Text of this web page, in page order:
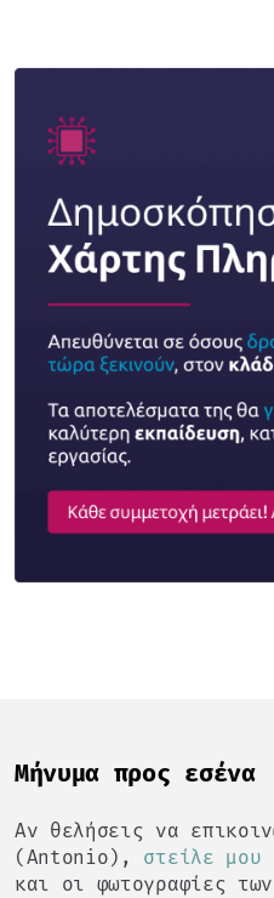
Mήνυμα προς εσένα
Αν θελήσεις να
(Antonio), στείλε μου
και οι φωτογραφίες